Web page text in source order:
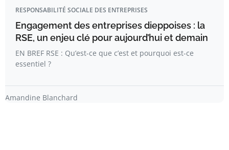
RESPONSABILITÉ SOCIALE DES ENTREPRISES
Engagement des entreprises dieppoises : la
RSE, un enjeu clé pour aujourd’hui et demain
EN BREF RSE : Qu’est-ce que c’est et pourquoi est-ce
essentiel ?
Amandine Blanchard